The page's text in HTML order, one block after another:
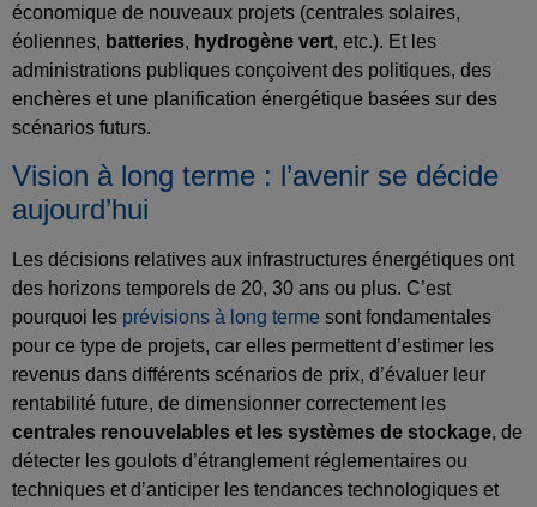
économique de nouveaux projets (centrales solaires,
éoliennes, batteries, hydrogène vert, etc.). Et les
administrations publiques conçoivent des politiques, des
enchères et une planification énergétique basées sur des
scénarios futurs.
Vision à long terme : l’avenir se décide
aujourd’hui
Les décisions relatives aux infrastructures énergétiques ont
des horizons temporels de 20, 30 ans ou plus. C’est
pourquoi les prévisions à long terme sont fondamentales
pour ce type de projets, car elles permettent d’estimer les
revenus dans différents scénarios de prix, d’évaluer leur
rentabilité future, de dimensionner correctement les
centrales renouvelables et les systèmes de stockage, de
détecter les goulots d’étranglement réglementaires ou
techniques et d’anticiper les tendances technologiques et